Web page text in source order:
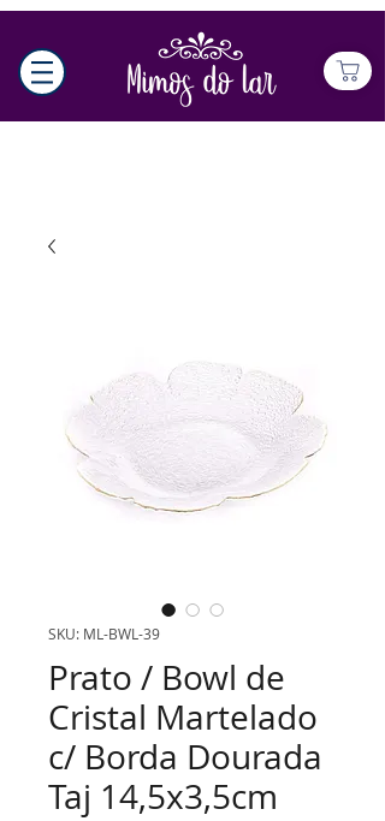
SKU: ML-BWL-39
Prato / Bowl de
Cristal Martelado
c/ Borda Dourada
Taj 14,5x3,5cm